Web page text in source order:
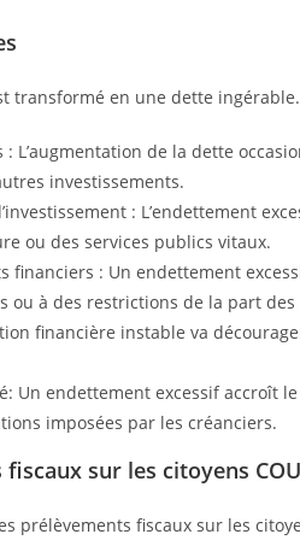
transformé en une dette
L’augmentation de la dette
investissements.
: L’endettement
ou des services publics vitaux.
financiers : Un endettement
ou à des restrictions de la part
financière instable va
Un endettement excessif accroît
imposées par les créanciers.
sur les citoyens
prélèvements fiscaux sur les